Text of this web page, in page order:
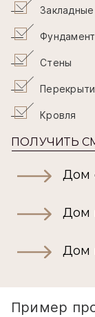
Закладные
Фундамент
Стены
Кровля
ПОЛУЧИТЬ
Дом
Дом
Дом
Пример